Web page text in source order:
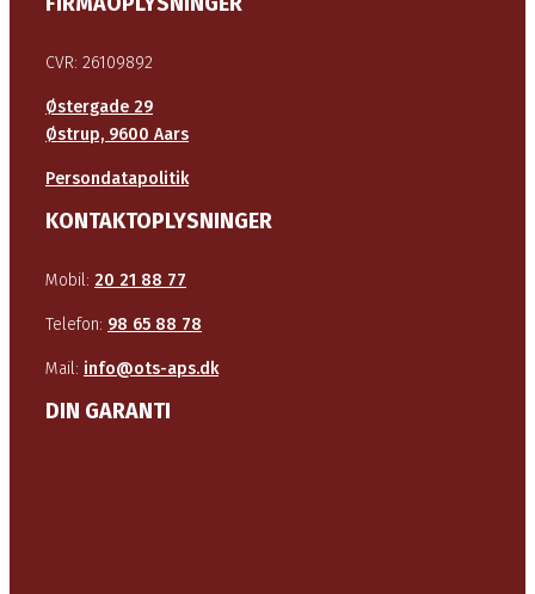
CVR: 26109892
Østergade 29
Østrup, 9600 Aars
Persondatapolitik
KONTAKTOPLYSNINGER
Mobil: 20 21 88 77
Telefon: 98 65 88 78
Mail: info@ots-aps.dk
DIN GARANTI